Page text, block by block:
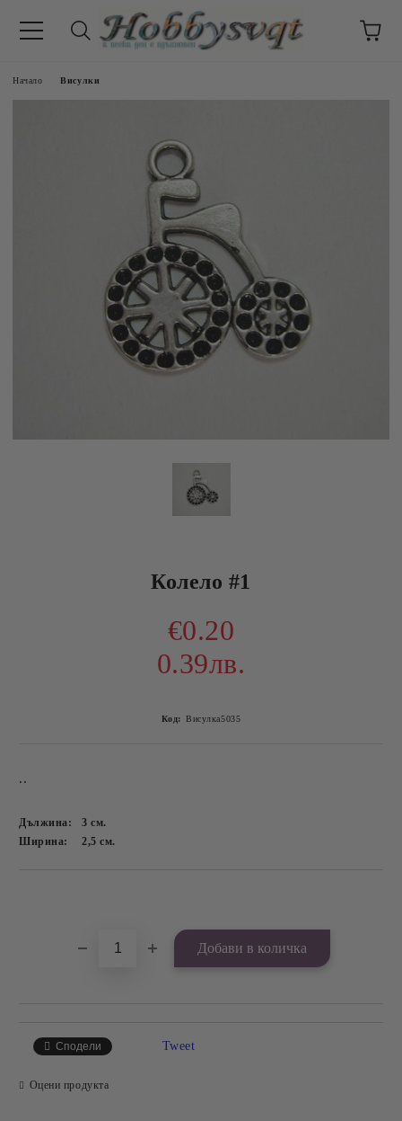
Начало Висулки
Колело #1
€0.20
0.39лв.
Код: Висулка5035
..
Дължина: 3см.
Ширина:
2,5см.
Сподели Tweet
Оцени продукта